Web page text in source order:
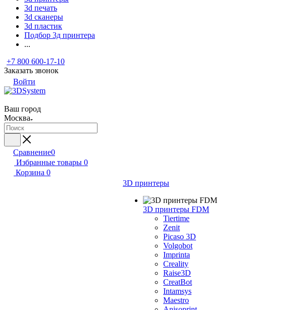
3d печать
3d сканеры
3d пластик
Подбор 3д принтера
...
+7 800 600-17-10
Заказать звонок
Войти
Ваш город
Москва
Сравнение0
Избранные товары 0
Корзина 0
3D принтеры
3D принтеры FDM
Tiertime
Zenit
Picaso 3D
Volgobot
Imprinta
Creality
Raise3D
CreatBot
Intamsys
Maestro